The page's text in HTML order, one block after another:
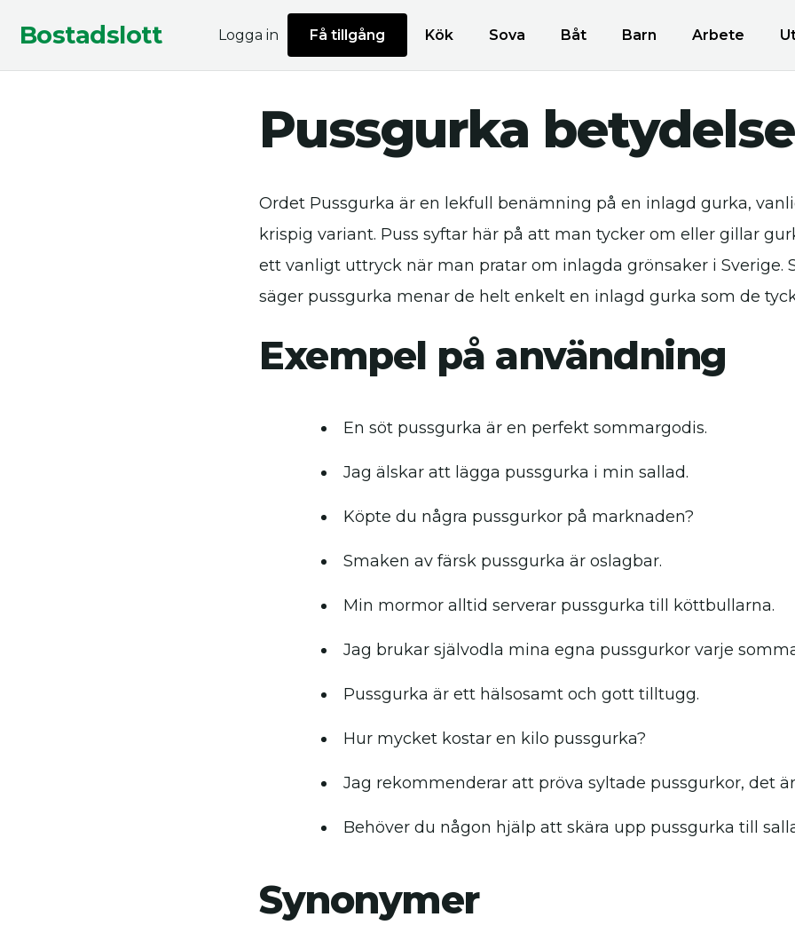
Bostadslott Kök Sova Båt Barn Arbete
Logga in Få tillgång
Pussgurka betydelse
Ordet Pussgurka är en lekfull benämning på en inlagd gurka,
krispig variant. Puss syftar här på att man tycker om eller gillar
ett vanligt uttryck när man pratar om inlagda grönsaker i Sverige.
säger pussgurka menar de helt enkelt en inlagd gurka som de
Exempel på användning
En söt pussgurka är en perfekt sommargodis.
Jag älskar att lägga pussgurka i min sallad.
Köpte du några pussgurkor på marknaden?
Smaken av färsk pussgurka är oslagbar.
Min mormor alltid serverar pussgurka till köttbullarna.
Jag brukar självodla mina egna pussgurkor varje
Pussgurka är ett hälsosamt och gott tilltugg.
Hur mycket kostar en kilo pussgurka?
Jag rekommenderar att pröva syltade pussgurkor, det
Behöver du någon hjälp att skära upp pussgurka till
Synonymer